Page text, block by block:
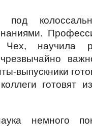
под
Чех, научила
выпускники
готовят
немного